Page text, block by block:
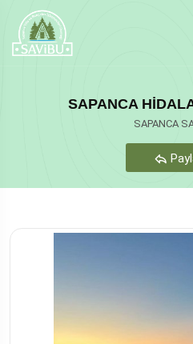
SAPANCA
SAPANCA